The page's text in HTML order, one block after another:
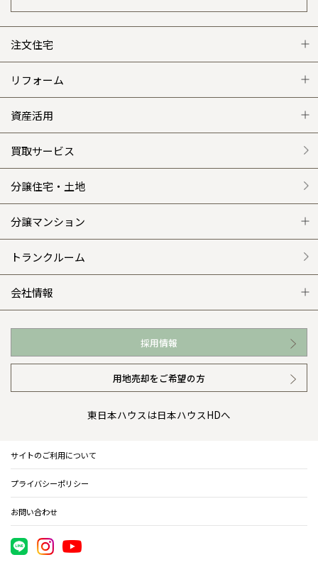
注文住宅
注文住宅 トップ
グレートステージ
クレステージ
施工事例
平屋の家
外観・インテリア集
WEB住宅展示場
お近くの展示場
イベント情報
住まいのコラム
住まいのお手入れ集
リフォーム
リフォーム トップ
リフォームメニュー
選ばれる理由
リフォームの流れ
介護保険利用で快適リフォーム
カタログ請求（無料）
資産活用
資産活用 トップ
賃貸併用住宅のメリット
安心のサポートシステム
商品紹介
展示場案内
買取サービス
分譲住宅・土地
分譲マンション
分譲マンション トップ
ワザックとは
高い信頼性
安心の管理体制
トランクルーム
会社情報
会社情報 トップ
ニュースリリース
会社概要
事業部紹介
IR情報
採用情報
用地売却をご希望の方
東日本ハウスは日本ハウスHDへ
サイトのご利用について
プライバシーポリシー
お問い合わせ